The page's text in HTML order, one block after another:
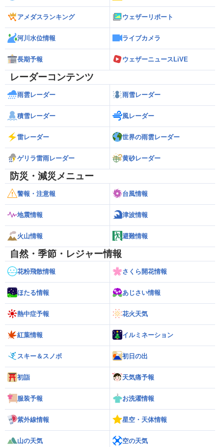
アメダスランキング ウェザーリポート
河川水位情報 ライブカメラ
長期予報 ウェザーニュースLiVE
レーダーコンテンツ
雨雲レーダー 雨雪レーダー
積雪レーダー 風レーダー
雷レーダー 世界の雨雲レーダー
ゲリラ雷雨レーダー 黄砂レーダー
防災・減災メニュー
警報・注意報 台風情報
地震情報 津波情報
火山情報 避難情報
自然・季節・レジャー情報
花粉飛散情報 さくら開花情報
ほたる情報 あじさい情報
熱中症予報 花火天気
紅葉情報 イルミネーション
スキー＆スノボ 初日の出
初詣 天気痛予報
服装予報 お洗濯情報
紫外線情報 星空・天体情報
山の天気 空の天気